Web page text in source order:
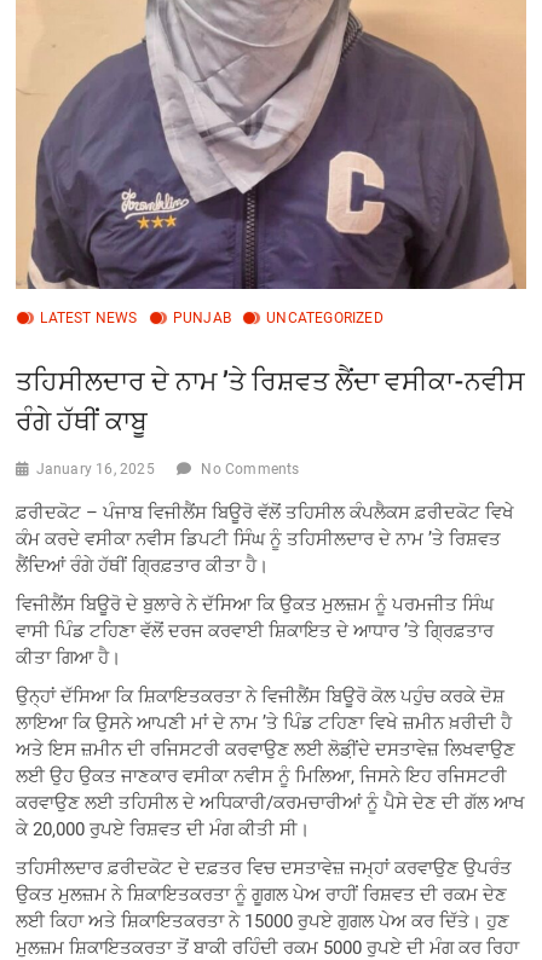
LATEST NEWS PUNJAB UNCATEGORIZED
ਤਹਿਸੀਲਦਾਰ ਦੇ ਨਾਮ ’ਤੇ ਰਿਸ਼ਵਤ ਲੈਂਦਾ ਵਸੀਕਾ-ਨਵੀਸ
ਰੰਗੇ ਹੱਥੀਂ ਕਾਬੂ
January 16, 2025 No Comments
ਫ਼ਰੀਦਕੋਟ – ਪੰਜਾਬ ਵਿਜੀਲੈਂਸ ਬਿਊਰੋ ਵੱਲੋਂ ਤਹਿਸੀਲ ਕੰਪਲੈਕਸ ਫ਼ਰੀਦਕੋਟ ਵਿਖੇ
ਕੰਮ ਕਰਦੇ ਵਸੀਕਾ ਨਵੀਸ ਡਿਪਟੀ ਸਿੰਘ ਨੂੰ ਤਹਿਸੀਲਦਾਰ ਦੇ ਨਾਮ ’ਤੇ ਰਿਸ਼ਵਤ
ਲੈਂਦਿਆਂ ਰੰਗੇ ਹੱਥੀਂ ਗ੍ਰਿਫ਼ਤਾਰ ਕੀਤਾ ਹੈ।
ਵਿਜੀਲੈਂਸ ਬਿਊਰੋ ਦੇ ਬੁਲਾਰੇ ਨੇ ਦੱਸਿਆ ਕਿ ਉਕਤ ਮੁਲਜ਼ਮ ਨੂੰ ਪਰਮਜੀਤ ਸਿੰਘ
ਵਾਸੀ ਪਿੰਡ ਟਹਿਣਾ ਵੱਲੋਂ ਦਰਜ ਕਰਵਾਈ ਸ਼ਿਕਾਇਤ ਦੇ ਆਧਾਰ ’ਤੇ ਗ੍ਰਿਫ਼ਤਾਰ
ਕੀਤਾ ਗਿਆ ਹੈ।
ਉਨ੍ਹਾਂ ਦੱਸਿਆ ਕਿ ਸ਼ਿਕਾਇਤਕਰਤਾ ਨੇ ਵਿਜੀਲੈਂਸ ਬਿਊਰੋ ਕੋਲ ਪਹੁੰਚ ਕਰਕੇ ਦੋਸ਼
ਲਾਇਆ ਕਿ ਉਸਨੇ ਆਪਣੀ ਮਾਂ ਦੇ ਨਾਮ ’ਤੇ ਪਿੰਡ ਟਹਿਣਾ ਵਿਖੇ ਜ਼ਮੀਨ ਖ਼ਰੀਦੀ ਹੈ
ਅਤੇ ਇਸ ਜ਼ਮੀਨ ਦੀ ਰਜਿਸਟਰੀ ਕਰਵਾਉਣ ਲਈ ਲੋਡ਼ੀਂਦੇ ਦਸਤਾਵੇਜ਼ ਲਿਖਵਾਉਣ
ਲਈ ਉਹ ਉਕਤ ਜਾਣਕਾਰ ਵਸੀਕਾ ਨਵੀਸ ਨੂੰ ਮਿਲਿਆ, ਜਿਸਨੇ ਇਹ ਰਜਿਸਟਰੀ
ਕਰਵਾਉਣ ਲਈ ਤਹਿਸੀਲ ਦੇ ਅਧਿਕਾਰੀ/ਕਰਮਚਾਰੀਆਂ ਨੂੰ ਪੈਸੇ ਦੇਣ ਦੀ ਗੱਲ ਆਖ
ਕੇ 20,000 ਰੁਪਏ ਰਿਸ਼ਵਤ ਦੀ ਮੰਗ ਕੀਤੀ ਸੀ।
ਤਹਿਸੀਲਦਾਰ ਫ਼ਰੀਦਕੋਟ ਦੇ ਦਫ਼ਤਰ ਵਿਚ ਦਸਤਾਵੇਜ਼ ਜਮ੍ਹਾਂ ਕਰਵਾਉਣ ਉਪਰੰਤ
ਉਕਤ ਮੁਲਜ਼ਮ ਨੇ ਸ਼ਿਕਾਇਤਕਰਤਾ ਨੂੰ ਗੂਗਲ ਪੇਅ ਰਾਹੀਂ ਰਿਸ਼ਵਤ ਦੀ ਰਕਮ ਦੇਣ
ਲਈ ਕਿਹਾ ਅਤੇ ਸ਼ਿਕਾਇਤਕਰਤਾ ਨੇ 15000 ਰੁਪਏ ਗੁਗਲ ਪੇਅ ਕਰ ਦਿੱਤੇ। ਹੁਣ
ਮੁਲਜ਼ਮ ਸ਼ਿਕਾਇਤਕਰਤਾ ਤੋਂ ਬਾਕੀ ਰਹਿੰਦੀ ਰਕਮ 5000 ਰੁਪਏ ਦੀ ਮੰਗ ਕਰ ਰਿਹਾ